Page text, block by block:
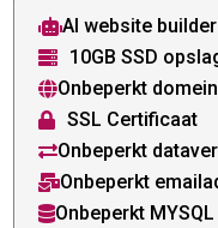
AI website builder
 10GB SSD
Onbeperkt
 SSL Certificaat
Onbeperkt
Onbeperkt
Onbeperkt